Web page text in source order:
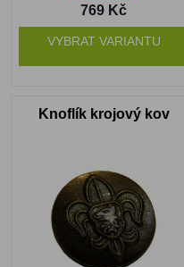
769 Kč
VYBRAT VARIANTU
Knoflík krojový kov